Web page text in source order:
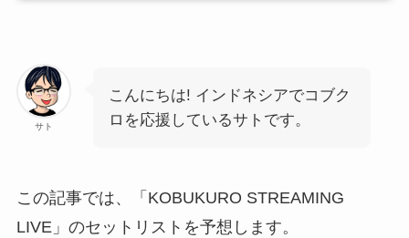
サト
こんにちは! インドネシアでコブク
ロを応援しているサトです。
この記事では、「KOBUKURO STREAMING
LIVE」のセットリストを予想します。